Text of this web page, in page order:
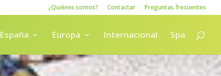
¿Quiénes somos? Contactar Preguntas frecuentes
España Europa Internacional Spa